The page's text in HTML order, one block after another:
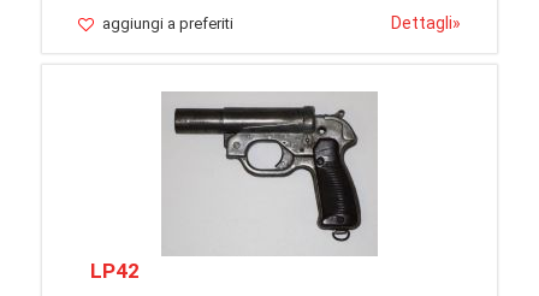
aggiungi a preferiti Dettagli»
LP42